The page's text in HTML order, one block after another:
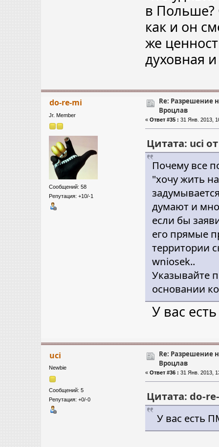
в Польше?
как и он
же
духовная
do-re-mi
Jr. Member
Сообщений: 58
Репутация: +10/-1
Re: Разрешение
Вроцлав
« Ответ #35 : 31 Янв. 2013,
Цитата: uci
Почему все
"хочу жить
думают и
если бы
его прямые
территории
wniosek..
Указывайте
основании
У вас
uci
Newbie
Сообщений: 5
Репутация: +0/-0
Re: Разрешение
Вроцлав
« Ответ #36 : 31 Янв. 2013,
Цитата: do-
У вас есть